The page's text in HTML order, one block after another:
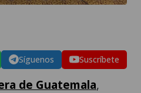
Síguenos Suscríbete
de Guatemala,